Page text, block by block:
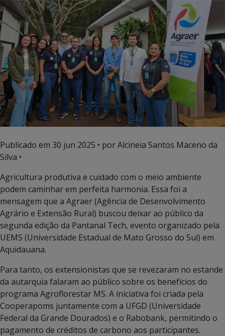
Publicado em 30 jun 2025 • por Alcineia Santos Maceno da
Silva •
Agricultura produtiva e cuidado com o meio ambiente
podem caminhar em perfeita harmonia. Essa foi a
mensagem que a Agraer (Agência de Desenvolvimento
Agrário e Extensão Rural) buscou deixar ao público da
segunda edição da Pantanal Tech, evento organizado pela
UEMS (Universidade Estadual de Mato Grosso do Sul) em
Aquidauana.
Para tanto, os extensionistas que se revezaram no estande
da autarquia falaram ao público sobre os benefícios do
programa Agroflorestar MS. A iniciativa foi criada pela
Cooperapoms juntamente com a UFGD (Universidade
Federal da Grande Dourados) e o Rabobank, permitindo o
pagamento de créditos de carbono aos participantes.